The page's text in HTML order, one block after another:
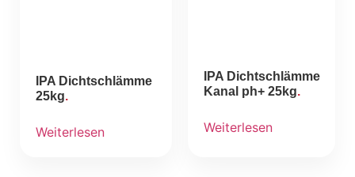
IPA Dichtschlämme
25kg
Weiterlesen
IPA Dichtschlämme
Kanal ph+ 25kg
Weiterlesen